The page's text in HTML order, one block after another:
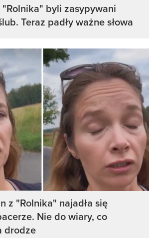
byli zasypywani
Teraz padły ważne słowa
z "Rolnika" najadła się
Nie do wiary, co
drodze